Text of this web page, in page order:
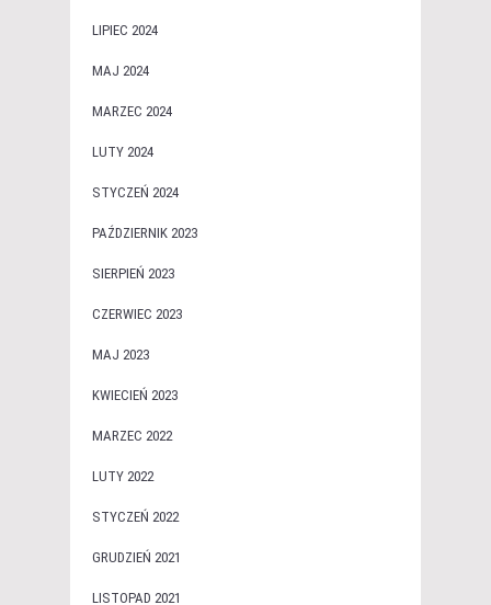
LIPIEC 2024
MAJ 2024
MARZEC 2024
LUTY 2024
STYCZEŃ 2024
PAŹDZIERNIK 2023
SIERPIEŃ 2023
CZERWIEC 2023
MAJ 2023
KWIECIEŃ 2023
MARZEC 2022
LUTY 2022
STYCZEŃ 2022
GRUDZIEŃ 2021
LISTOPAD 2021